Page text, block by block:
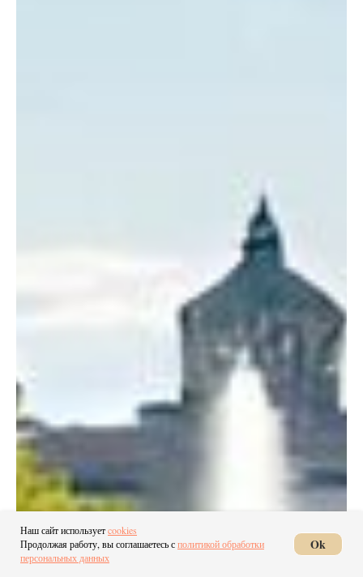
Наш сайт используетcookies
Продолжая работу, вы соглашаетесь сполитикой обработки
персональных данных
Ok